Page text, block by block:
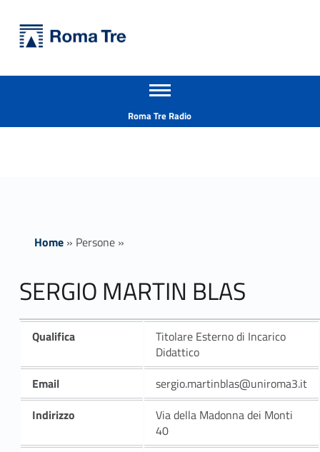
SERGIO MARTIN BLAS insegnamenti - Università Roma Tre
Apri il menu secondario
Roma Tre Radio
Home» Persone»
SERGIO MARTIN BLAS
Qualifica
Titolare Esterno di Incarico
Didattico
Email
sergio.martinblas@uniroma3.it
Indirizzo
Via della Madonna dei Monti
40